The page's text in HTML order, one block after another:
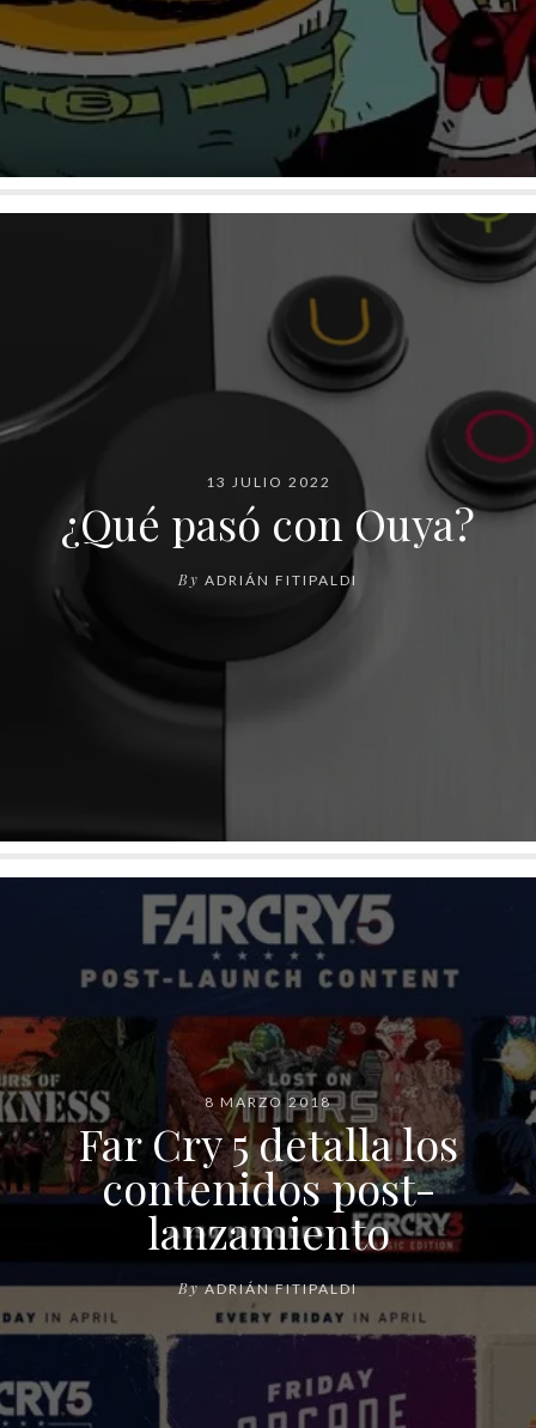
13 JULIO 2022
¿Qué pasó con Ouya?
By ADRIÁN FITIPALDI
8 MARZO 2018
Far Cry 5 detalla los
contenidos post-
lanzamiento
By ADRIÁN FITIPALDI